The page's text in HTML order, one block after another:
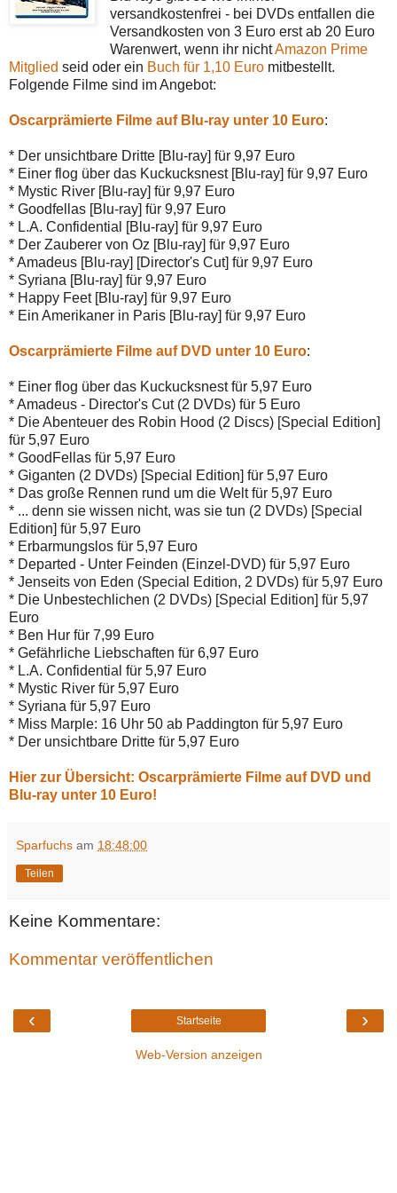
versandkostenfrei - bei DVDs entfallen die
Versandkosten von 3 Euro erst ab 20 Euro
Warenwert, wenn ihr nichtAmazon Prime
Mitglied seid oder ein Buch für 1,10 Euro mitbestellt.
Folgende Filme sind im Angebot:
Oscarprämierte Filme auf Blu-ray unter 10 Euro:
* Der unsichtbare Dritte [Blu-ray] für 9,97 Euro
* Einer flog über das Kuckucksnest [Blu-ray] für 9,97 Euro
* Mystic River [Blu-ray] für 9,97 Euro
* Goodfellas [Blu-ray] für 9,97 Euro
* L.A. Confidential [Blu-ray] für 9,97 Euro
* Der Zauberer von Oz [Blu-ray] für 9,97 Euro
* Amadeus [Blu-ray] [Director's Cut] für 9,97 Euro
* Syriana [Blu-ray] für 9,97 Euro
* Happy Feet [Blu-ray] für 9,97 Euro
* Ein Amerikaner in Paris [Blu-ray] für 9,97 Euro
Oscarprämierte Filme auf DVD unter 10 Euro:
* Einer flog über das Kuckucksnest für 5,97 Euro
* Amadeus - Director's Cut (2 DVDs) für 5 Euro
* Die Abenteuer des Robin Hood (2 Discs) [Special Edition]
für 5,97 Euro
* GoodFellas für 5,97 Euro
* Giganten (2 DVDs) [Special Edition] für 5,97 Euro
* Das große Rennen rund um die Welt für 5,97 Euro
* ... denn sie wissen nicht, was sie tun (2 DVDs) [Special
Edition] für 5,97 Euro
* Erbarmungslos für 5,97 Euro
* Departed - Unter Feinden (Einzel-DVD) für 5,97 Euro
* Jenseits von Eden (Special Edition, 2 DVDs) für 5,97 Euro
* Die Unbestechlichen (2 DVDs) [Special Edition] für 5,97
Euro
* Ben Hur für 7,99 Euro
* Gefährliche Liebschaften für 6,97 Euro
* L.A. Confidential für 5,97 Euro
* Mystic River für 5,97 Euro
* Syriana für 5,97 Euro
* Miss Marple: 16 Uhr 50 ab Paddington für 5,97 Euro
* Der unsichtbare Dritte für 5,97 Euro
Hier zur Übersicht: Oscarprämierte Filme auf DVD und
Blu-ray unter 10 Euro!
Sparfuchs am 18:48:00
Teilen
Keine Kommentare:
Kommentar veröffentlichen
‹ ›
Startseite
Web-Version anzeigen